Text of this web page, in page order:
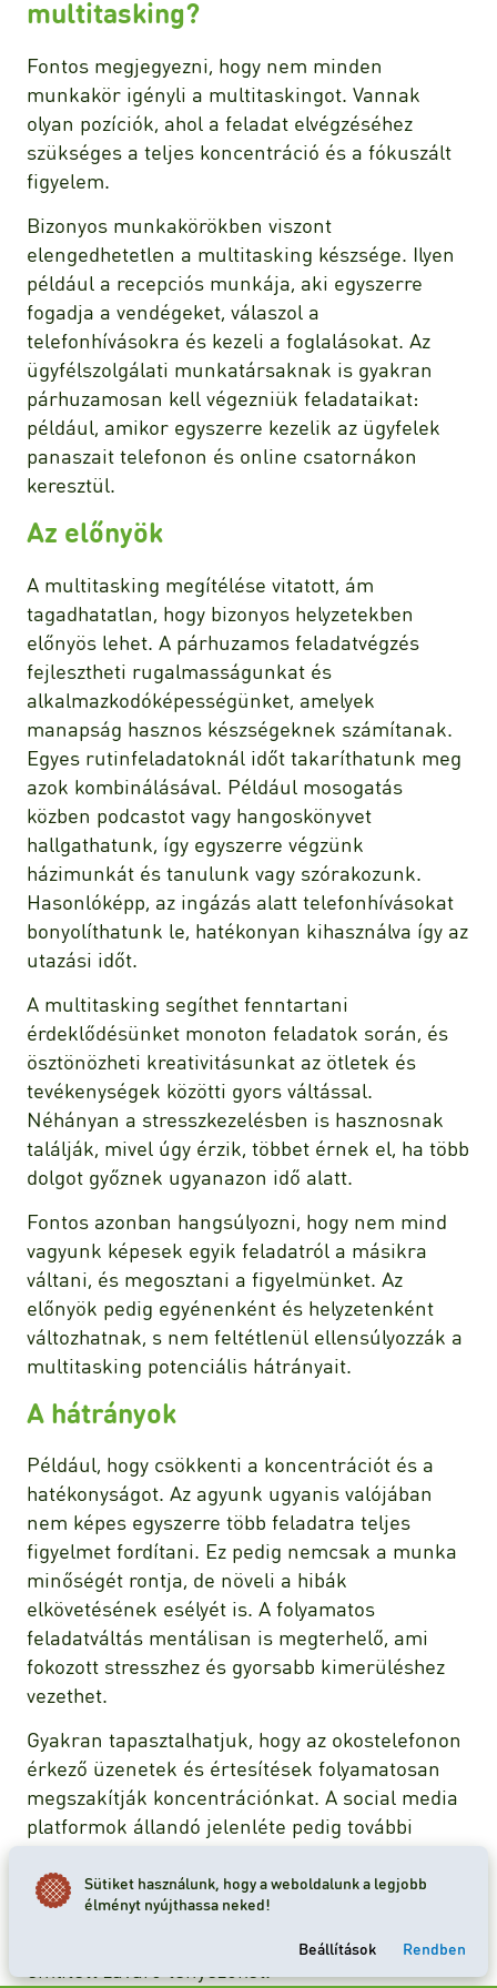
multitasking?
Fontos megjegyezni, hogy nem minden
munkakör igényli a multitaskingot. Vannak
olyan pozíciók, ahol a feladat elvégzéséhez
szükséges a teljes koncentráció és a fókuszált
figyelem.
Bizonyos munkakörökben viszont
elengedhetetlen a multitasking készsége. Ilyen
például a recepciós munkája, aki egyszerre
fogadja a vendégeket, válaszol a
telefonhívásokra és kezeli a foglalásokat. Az
ügyfélszolgálati munkatársaknak is gyakran
párhuzamosan kell végezniük feladataikat:
például, amikor egyszerre kezelik az ügyfelek
panaszait telefonon és online csatornákon
keresztül.
Az előnyök
A multitasking megítélése vitatott, ám
tagadhatatlan, hogy bizonyos helyzetekben
előnyös lehet. A párhuzamos feladatvégzés
fejlesztheti rugalmasságunkat és
alkalmazkodóképességünket, amelyek
manapság hasznos készségeknek számítanak.
Egyes rutinfeladatoknál időt takaríthatunk meg
azok kombinálásával. Például mosogatás
közben podcastot vagy hangoskönyvet
hallgathatunk, így egyszerre végzünk
házimunkát és tanulunk vagy szórakozunk.
Hasonlóképp, az ingázás alatt telefonhívásokat
bonyolíthatunk le, hatékonyan kihasználva így az
utazási időt.
A multitasking segíthet fenntartani
érdeklődésünket monoton feladatok során, és
ösztönözheti kreativitásunkat az ötletek és
tevékenységek közötti gyors váltással.
Néhányan a stresszkezelésben is hasznosnak
találják, mivel úgy érzik, többet érnek el, ha több
dolgot győznek ugyanazon idő alatt.
Fontos azonban hangsúlyozni, hogy nem mind
vagyunk képesek egyik feladatról a másikra
váltani, és megosztani a figyelmünket. Az
előnyök pedig egyénenként és helyzetenként
változhatnak, s nem feltétlenül ellensúlyozzák a
multitasking potenciális hátrányait.
A hátrányok
Például, hogy csökkenti a koncentrációt és a
hatékonyságot. Az agyunk ugyanis valójában
nem képes egyszerre több feladatra teljes
figyelmet fordítani. Ez pedig nemcsak a munka
minőségét rontja, de növeli a hibák
elkövetésének esélyét is. A folyamatos
feladatváltás mentálisan is megterhelő, ami
fokozott stresszhez és gyorsabb kimerüléshez
vezethet.
Gyakran tapasztalhatjuk, hogy az okostelefonon
érkező üzenetek és értesítések folyamatosan
megszakítják koncentrációnkat. A social media
platformok állandó jelenléte pedig további
szempontjából. Így aztán a hatékony
munkavégzéshez elengedhetetlen, hogy
megtanuljuk felismerni és kiküszöbölni a már
Sütiket használunk, hogy a weboldalunk a legjobb
élményt nyújthassa neked!
Beállítások Rendben